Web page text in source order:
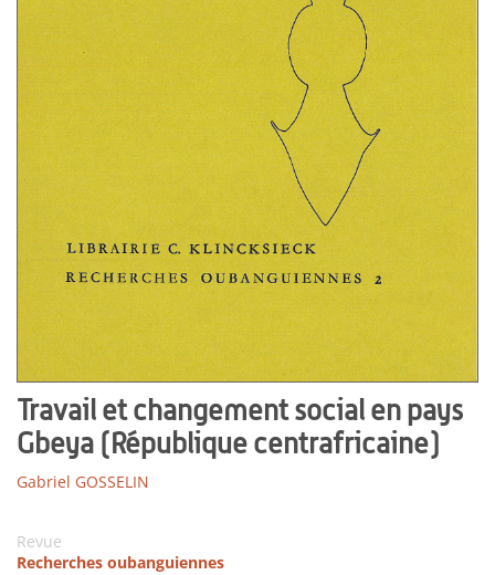
Travail et changement social en pays
Gbeya (République centrafricaine)
Gabriel GOSSELIN
Revue
Recherches oubanguiennes